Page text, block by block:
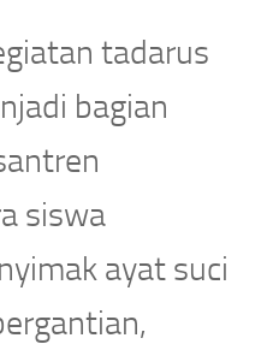
tadarus
bagian
siswa
ayat suci